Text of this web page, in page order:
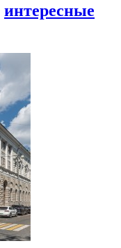
интересные